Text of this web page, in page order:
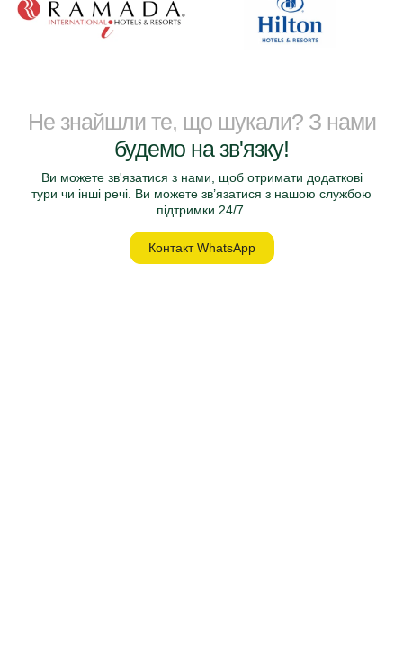
Не знайшли те, що шукали? З нами
будемо на зв'язку!
Ви можете зв'язатися з нами, щоб отримати додаткові
тури чи інші речі. Ви можете зв’язатися з нашою службою
підтримки 24/7.
Контакт WhatsApp